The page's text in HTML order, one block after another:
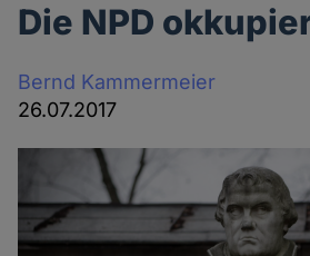
Die NPD
Bernd Kammermeier
26.07.2017